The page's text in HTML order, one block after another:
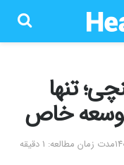
تاشو 20.3 اینچی؛ تنها
توسعه خاص
مدت زمان مطالعه: 1 دقیقه